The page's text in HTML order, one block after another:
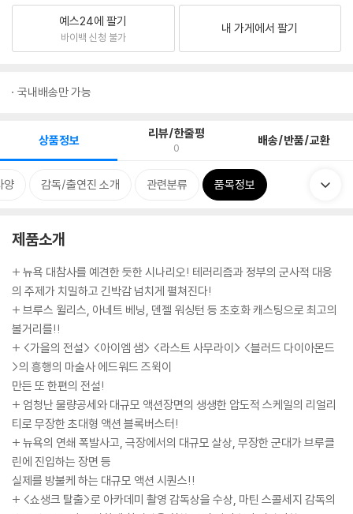
예스24에 팔기
바이백 신청 불가
내 가게에서 팔기
국내배송만 가능
상품정보 리뷰/한줄평
0 배송/반품/교환
양 감독/출연진 소개 관련분류 품목정보
제품소개
+ 뉴욕 대참사를 예견한 듯한 시나리오! 테러리즘과 정부의 군사적 대응
의 주제가 치밀하고 긴박감 넘치게 펼쳐진다!
+ 브루스 윌리스, 아네트 베닝, 덴젤 워싱턴 등 초호화 캐스팅으로 최고의
볼거리를!!
+ <가을의 전설> <아이엠 샘> <라스트 사무라이> <블러드 다이아몬드
>의 흥행의 마술사 에드워드 즈윅이
만든 또 한편의 전설!
+ 엄청난 물량공세와 대규모 액션장면의 생생한 압도적 스케일의 리얼리
티로 무장한 초대형 액션 블록버스터!
+ 뉴욕의 연쇄 폭발사고, 극장에서의 대규모 살상, 무장한 군대가 브루클
린에 진입하는 장면 등
실제를 방불케 하는 대규모 액션 시퀀스!!
+ <쇼생크 탈출>로 아카데미 촬영 감독상을 수상, 마틴 스콜세지 감독의